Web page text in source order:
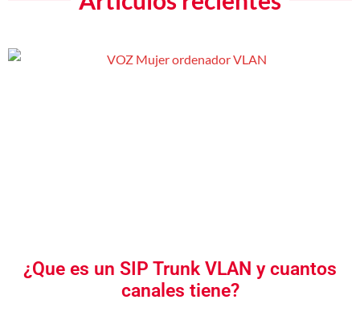
¿Que es un SIP Trunk VLAN y cuantos
canales tiene?